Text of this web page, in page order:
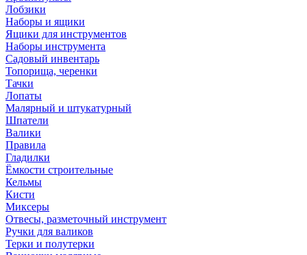
Лобзики
Наборы и ящики
Ящики для инструментов
Наборы инструмента
Садовый инвентарь
Топорища, черенки
Тачки
Лопаты
Малярный и штукатурный
Шпатели
Валики
Правила
Гладилки
Ёмкости строительные
Кельмы
Кисти
Миксеры
Отвесы, разметочный инструмент
Ручки для валиков
Терки и полутерки